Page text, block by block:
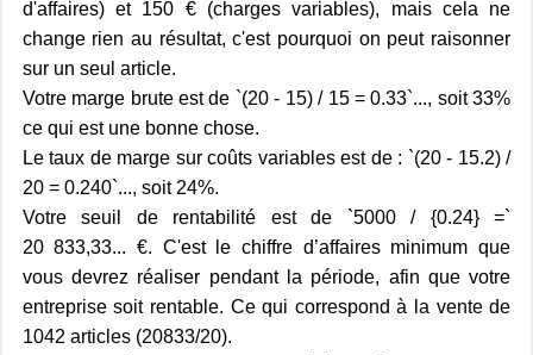
d'affaires) et 150 € (charges variables), mais cela ne
change rien au résultat, c'est pourquoi on peut raisonner
sur un seul article.
Votre marge brute est de `(20 - 15) / 15 = 0.33`..., soit 33%
ce qui est une bonne chose.
Le taux de marge sur coûts variables est de : `(20 - 15.2) /
20 = 0.240`..., soit 24%.
Votre seuil de rentabilité est de `5000 / {0.24} =`
20 833,33... €. C'est le chiffre d’affaires minimum que
vous devrez réaliser pendant la période, afin que votre
entreprise soit rentable. Ce qui correspond à la vente de
1042 articles (20833/20).